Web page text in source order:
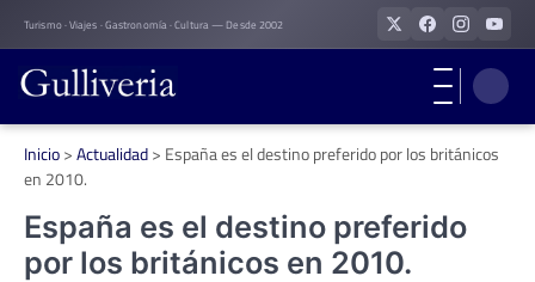
Skip
to
content
Turismo · Viajes · Gastronomía · Cultura — Desde 2002
Inicio>Actualidad> España es el destino preferido por los británicos
en 2010.
España es el destino preferido
por los británicos en 2010.